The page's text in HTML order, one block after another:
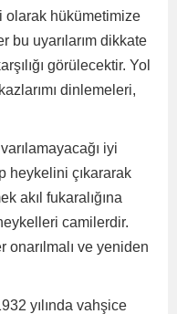
olarak hükümetimize
bu uyarılarım dikkate
görülecektir. Yol
dinlemeleri,
iyi
heykelini çıkararak
akıl fukaralığına
camilerdir.
onarılmalı ve yeniden
yılında vahşice